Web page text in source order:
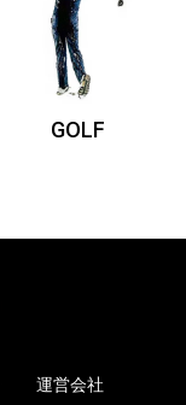
GOLF
運営会社